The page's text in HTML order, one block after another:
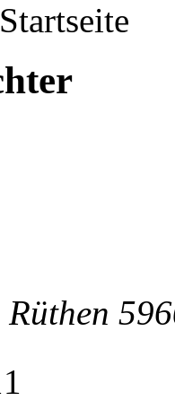
Startseite
Rüthen